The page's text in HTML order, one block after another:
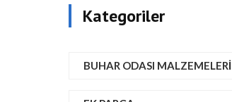
Kategoriler
BUHAR ODASI MALZEMELERI